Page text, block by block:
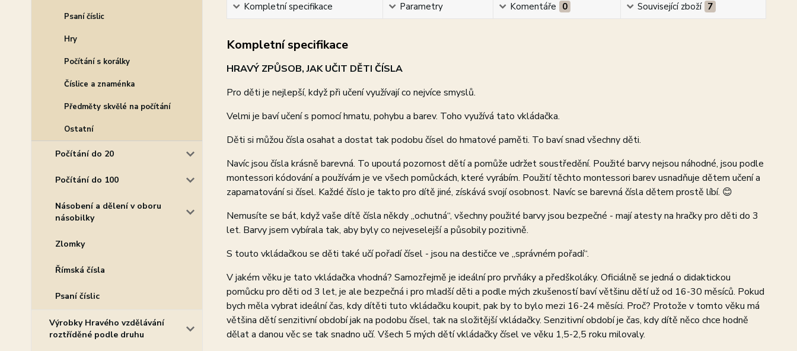
Psaní číslic
Hry
Počítání s korálky
Číslice a znaménka
Předměty skvělé na počítání
Ostatní
Počítání do 20
Počítání do 100
Násobení a dělení v oboru
násobilky
Zlomky
Římská čísla
Psaní číslic
Výrobky Hravého vzdělávání
roztříděné podle druhu
Kompletní specifikace Parametry Komentáře 0 Související zboží 7
Kompletní specifikace
HRAVÝ ZPŮSOB, JAK UČIT DĚTI ČÍSLA
Pro děti je nejlepší, když při učení využívají co nejvíce smyslů.
Velmi je baví učení s pomocí hmatu, pohybu a barev. Toho využívá tato vkládačka.
Děti si můžou čísla osahat a dostat tak podobu čísel do hmatové paměti. To baví snad všechny děti.
Navíc jsou čísla krásně barevná. To upoutá pozornost dětí a pomůže udržet soustředění. Použité barvy nejsou náhodné, jsou podle
montessori kódování a používám je ve všech pomůckách, které vyrábím. Použití těchto montessori barev usnadňuje dětem učení a
zapamatování si čísel. Každé číslo je takto pro dítě jiné, získává svojí osobnost. Navíc se barevná čísla dětem prostě líbí. 😊
Nemusíte se bát, když vaše dítě čísla někdy „ochutná“, všechny použité barvy jsou bezpečné - mají atesty na hračky pro děti do 3
let. Barvy jsem vybírala tak, aby byly co nejveselejší a působily pozitivně.
S touto vkládačkou se děti také učí pořadí čísel - jsou na destičce ve „správném pořadí“.
V jakém věku je tato vkládačka vhodná? Samozřejmě je ideální pro prvňáky a předškoláky. Oficiálně se jedná o didaktickou
pomůcku pro děti od 3 let, je ale bezpečná i pro mladší děti a podle mých zkušeností baví většinu dětí už od 16-30 měsíců. Pokud
bych měla vybrat ideální čas, kdy dítěti tuto vkládačku koupit, pak by to bylo mezi 16-24 měsíci. Proč? Protože v tomto věku má
většina dětí senzitivní období jak na podobu čísel, tak na složitější vkládačky. Senzitivní období je čas, kdy dítě něco chce hodně
dělat a danou věc se tak snadno učí. Všech 5 mých dětí vkládačky čísel ve věku 1,5-2,5 roku milovaly.